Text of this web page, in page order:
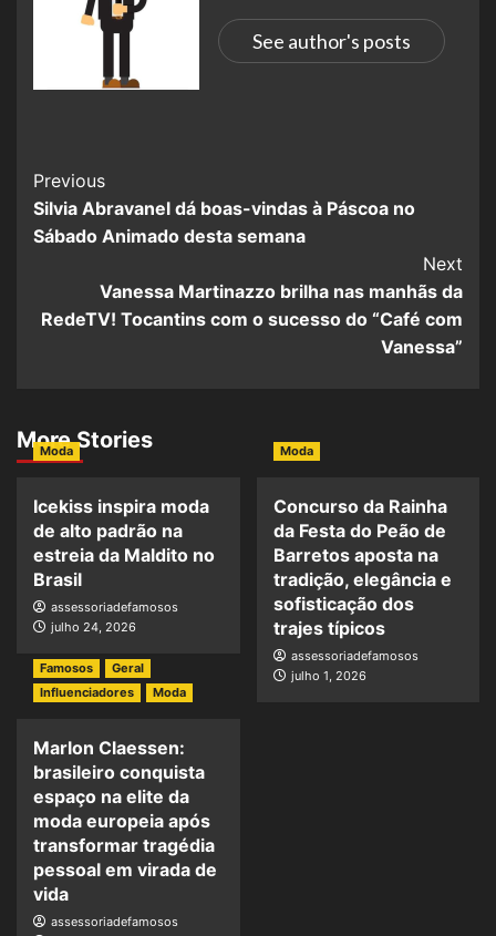
See author's posts
Previous
Silvia Abravanel dá boas-vindas à Páscoa no
Sábado Animado desta semana
Next
Vanessa Martinazzo brilha nas manhãs da
RedeTV! Tocantins com o sucesso do “Café com
Vanessa”
More Stories
Moda
Icekiss inspira moda
de alto padrão na
estreia da Maldito no
Brasil
assessoriadefamosos
julho 24, 2026
Moda
Concurso da Rainha
da Festa do Peão de
Barretos aposta na
tradição, elegância e
sofisticação dos
trajes típicos
assessoriadefamosos
julho 1, 2026
Famosos
Geral
Influenciadores
Moda
Marlon Claessen:
brasileiro conquista
espaço na elite da
moda europeia após
transformar tragédia
pessoal em virada de
vida
assessoriadefamosos